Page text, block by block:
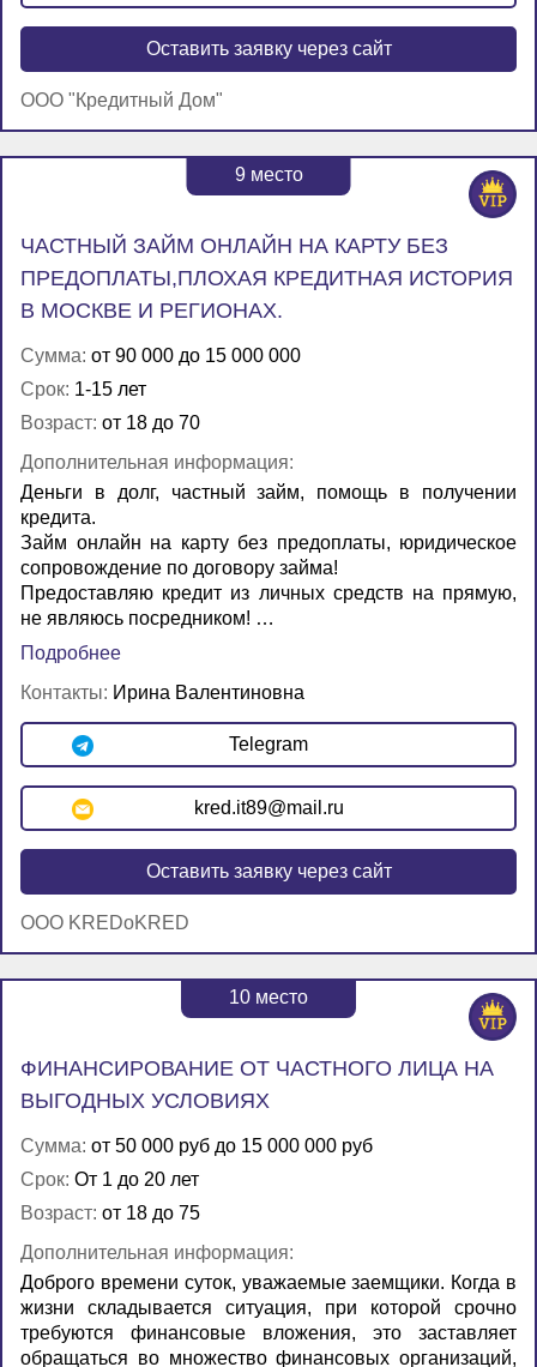
Оставить заявку через сайт
ООО "Кредитный Дом"
9место
ЧАСТНЫЙ ЗАЙМ ОНЛАЙН НА КАРТУ БЕЗ
ПРЕДОПЛАТЫ,ПЛОХАЯ КРЕДИТНАЯ ИСТОРИЯ
В МОСКВЕ И РЕГИОНАХ.
Сумма: от 90 000 до 15 000 000
Срок: 1-15 лет
Возраст: от 18 до 70
Дополнительная информация:
Деньги в долг, частный займ, помощь в получении
кредита.
Займ онлайн на карту без предоплаты, юридическое
сопровождение по договору займа!
Предоставляю кредит из личных средств на прямую,
не являюсь посредником! …
Подробнее
Контакты: Ирина Валентиновна
Telegram
kred.it89@mail.ru
Оставить заявку через сайт
OOO KREDoKRED
10 место
ФИНАНСИРОВАНИЕ ОТ ЧАСТНОГО ЛИЦА НА
ВЫГОДНЫХ УСЛОВИЯХ
Сумма: от 50 000 руб до 15 000 000 руб
Срок: От 1 до 20 лет
Возраст: от 18 до 75
Дополнительная информация:
Доброго времени суток, уважаемые заемщики. Когда в
жизни складывается ситуация, при которой срочно
требуются финансовые вложения, это заставляет
обращаться во множество финансовых организаций,